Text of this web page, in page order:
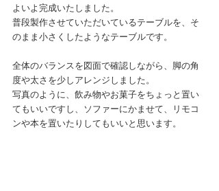
よいよ完成いたしました。
普段製作させていただいているテーブルを、そ
のまま小さくしたようなテーブルです。
全体のバランスを図面で確認しながら、脚の角
度や太さを少しアレンジしました。
写真のように、飲み物やお菓子をちょっと置い
てもいいですし、ソファーにかませて、リモコ
ンや本を置いたりしてもいいと思います。